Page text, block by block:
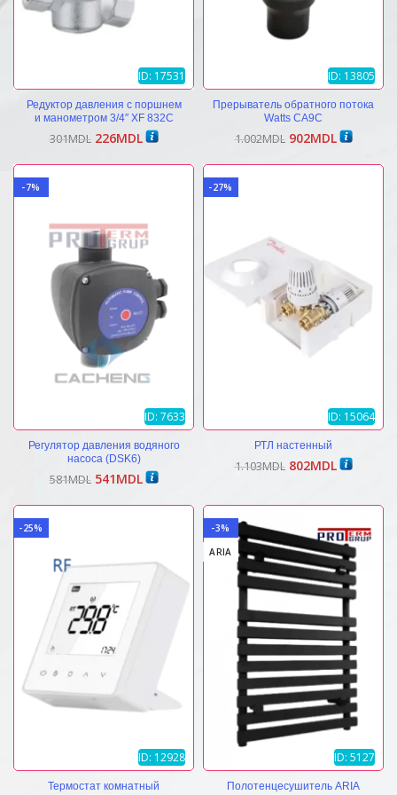
ID: 17531
Редуктор давления с поршнем
и манометром 3/4″ XF 832C
301MDL Первоначальная
составляла
226MDLТекущая
226MDL.
ID: 13805
Прерыватель обратного потока
Watts CA9C
1.002MDL Первоначальная
составляла
902MDLТекущая
902MDL.
ID: 7633
-7%
Регулятор давления водяного
насоса (DSK6)
581MDL Первоначальная
составляла
541MDLТекущая
541MDL.
ID: 15064
-27%
РТЛ настенный
1.103MDL Первоначальная
1.103MDL.
802MDLТекущая
ID: 12928
-25%
Термостат комнатный
ID: 5127
-3%
ARIA
Полотенцесушитель ARIA